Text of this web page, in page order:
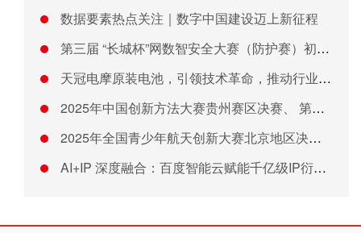
数据要素热点关注｜数字中国建设迈上新征程
第三届 “长城杯”网数智安全大赛（防护赛）初赛成功举办
天冠电摩原装电池，引领技术革命，推动行业高质量发展！
2025年中国创新方法大赛贵州赛区决赛、 第四届贵州省大学生
2025年全国青少年航天创新大赛北京地区决赛开幕
AI+IP 深度融合：百度智能云赋能千亿级IP衍生市场创新发